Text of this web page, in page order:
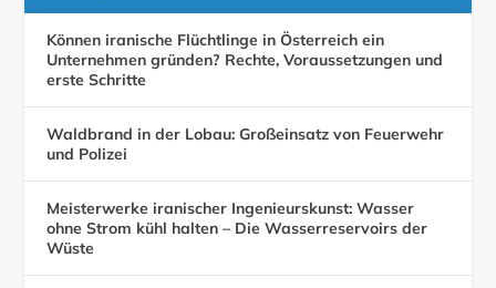
Können iranische Flüchtlinge in Österreich ein
Unternehmen gründen? Rechte, Voraussetzungen und
erste Schritte
Waldbrand in der Lobau: Großeinsatz von Feuerwehr
und Polizei
Meisterwerke iranischer Ingenieurskunst: Wasser
ohne Strom kühl halten – Die Wasserreservoirs der
Wüste